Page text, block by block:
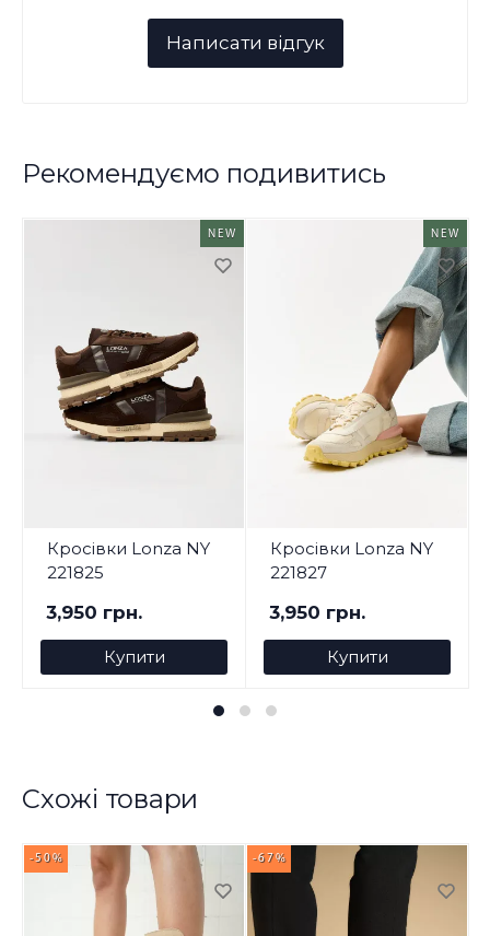
Рекомендуємо подивитись
NEW
Кросівки Lonza NY
221825
3,950 грн.
Купити
NEW
Кросівки Lonza NY
221827
3,950 грн.
Купити
Схожі товари
-50% -67%